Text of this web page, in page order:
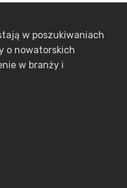
w poszukiwaniach
o nowatorskich
w branży i